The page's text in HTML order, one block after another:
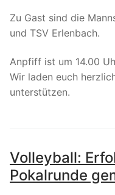
Zu Gast sind die
und TSV Erlenbach.
Anpfiff ist um 14.00
Wir laden euch
unterstützen.
Volleyball:
Pokalrunde